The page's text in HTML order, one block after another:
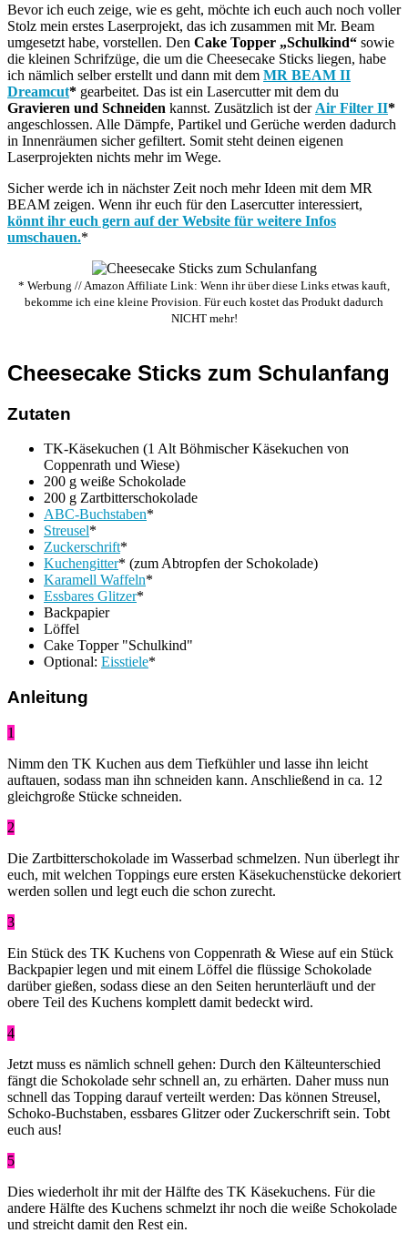
Bevor ich euch zeige, wie es geht, möchte ich euch auch noch voller
Stolz mein erstes Laserprojekt, das ich zusammen mit Mr. Beam
umgesetzt habe, vorstellen. Den Cake Topper „Schulkind“ sowie
die kleinen Schrifzüge, die um die Cheesecake Sticks liegen, habe
ich nämlich selber erstellt und dann mit dem MR BEAM II
Dreamcut* gearbeitet. Das ist ein Lasercutter mit dem du
Gravieren und Schneiden kannst. Zusätzlich ist der Air Filter II*
angeschlossen. Alle Dämpfe, Partikel und Gerüche werden dadurch
in Innenräumen sicher gefiltert. Somit steht deinen eigenen
Laserprojekten nichts mehr im Wege.
Sicher werde ich in nächster Zeit noch mehr Ideen mit dem MR
BEAM zeigen. Wenn ihr euch für den Lasercutter interessiert,
könnt ihr euch gern auf der Website für weitere Infos
umschauen.*
* Werbung // Amazon Affiliate Link: Wenn ihr über diese Links etwas kauft,
bekomme ich eine kleine Provision. Für euch kostet das Produkt dadurch
NICHT mehr!
Cheesecake Sticks zum Schulanfang
Zutaten
TK-Käsekuchen (1 Alt Böhmischer Käsekuchen von
Coppenrath und Wiese)
200 g weiße Schokolade
200 g Zartbitterschokolade
ABC-Buchstaben*
Streusel*
Zuckerschrift*
Kuchengitter* (zum Abtropfen der Schokolade)
Karamell Waffeln*
Essbares Glitzer*
Backpapier
Löffel
Cake Topper "Schulkind"
Optional: Eisstiele*
Anleitung
1
Nimm den TK Kuchen aus dem Tiefkühler und lasse ihn leicht
auftauen, sodass man ihn schneiden kann. Anschließend in ca. 12
gleichgroße Stücke schneiden.
2
Die Zartbitterschokolade im Wasserbad schmelzen. Nun überlegt ihr
euch, mit welchen Toppings eure ersten Käsekuchenstücke dekoriert
werden sollen und legt euch die schon zurecht.
3
Ein Stück des TK Kuchens von Coppenrath & Wiese auf ein Stück
Backpapier legen und mit einem Löffel die flüssige Schokolade
darüber gießen, sodass diese an den Seiten herunterläuft und der
obere Teil des Kuchens komplett damit bedeckt wird.
4
Jetzt muss es nämlich schnell gehen: Durch den Kälteunterschied
fängt die Schokolade sehr schnell an, zu erhärten. Daher muss nun
schnell das Topping darauf verteilt werden: Das können Streusel,
Schoko-Buchstaben, essbares Glitzer oder Zuckerschrift sein. Tobt
euch aus!
5
Dies wiederholt ihr mit der Hälfte des TK Käsekuchens. Für die
andere Hälfte des Kuchens schmelzt ihr noch die weiße Schokolade
und streicht damit den Rest ein.